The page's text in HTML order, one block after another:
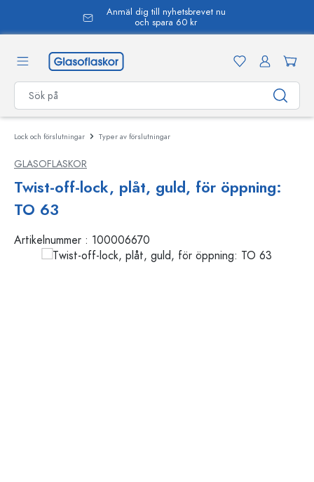
Anmäl dig till nyhetsbrevet nu
och spara 60 kr
Lock och förslutningar Typer av förslutningar
GLASOFLASKOR
Twist-off-lock, plåt, guld, för öppning:
TO 63
Artikelnummer : 100006670